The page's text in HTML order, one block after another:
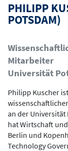
PHILIPP
POTSDAM)
Mitarbeiter
Universität
Philipp Kuscher ist
an der Universität
hat Wirtschaft
Berlin und
Technology